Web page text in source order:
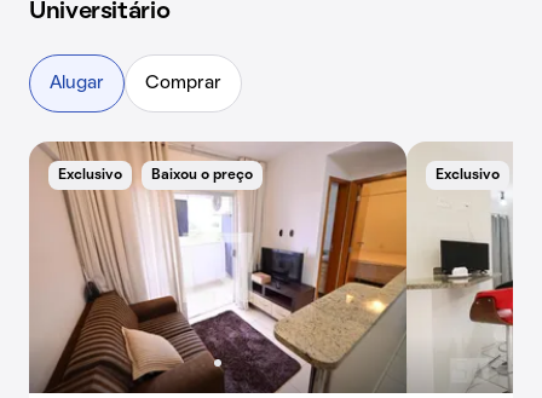
Universitário
Exclusivo Baixou o preço Exclusivo
Alugar Comprar